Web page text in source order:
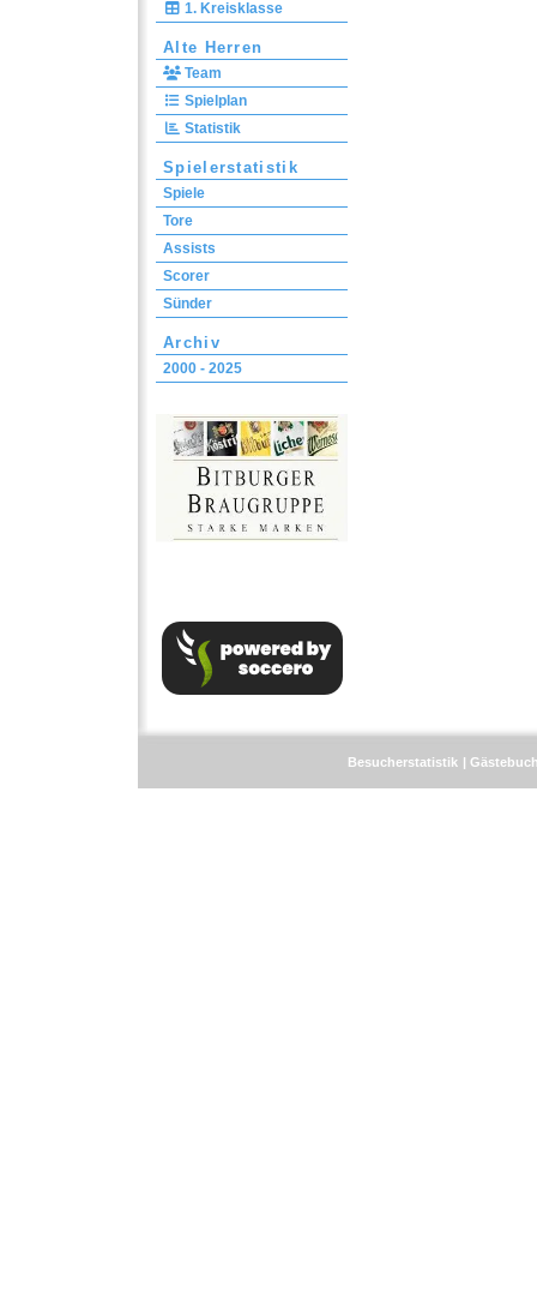
1. Kreisklasse
Alte Herren
Team
Spielplan
Statistik
Spielerstatistik
Spiele
Tore
Assists
Scorer
Sünder
Archiv
2000 - 2025
Besucherstatistik